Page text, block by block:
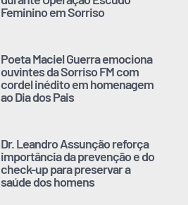
Feminino em Sorriso
Poeta Maciel Guerra emociona
ouvintes da Sorriso FM com
cordel inédito em homenagem
ao Dia dos Pais
Dr. Leandro Assunção reforça
importância da prevenção e do
check-up para preservar a
saúde dos homens